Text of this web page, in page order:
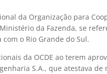
da Organização para
da Fazenda, se
o Rio Grande do Sul.
da OCDE ao terem
S.A., que atestava de